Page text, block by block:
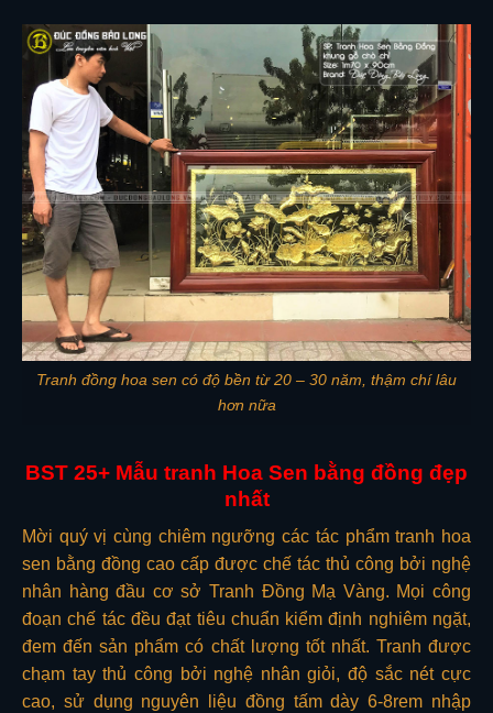
Tranh đồng hoa sen có độ bền từ 20 – 30 năm, thậm chí lâu
hơn nữa
BST 25+ Mẫu tranh Hoa Sen bằng đồng đẹp
nhất
Mời quý vị cùng chiêm ngưỡng các tác phẩm tranh hoa
sen bằng đồng cao cấp được chế tác thủ công bởi nghệ
nhân hàng đầu cơ sở Tranh Đồng Mạ Vàng. Mọi công
đoạn chế tác đều đạt tiêu chuẩn kiểm định nghiêm ngặt,
đem đến sản phẩm có chất lượng tốt nhất. Tranh được
chạm tay thủ công bởi nghệ nhân giỏi, độ sắc nét cực
cao, sử dụng nguyên liệu đồng tấm dày 6-8rem nhập